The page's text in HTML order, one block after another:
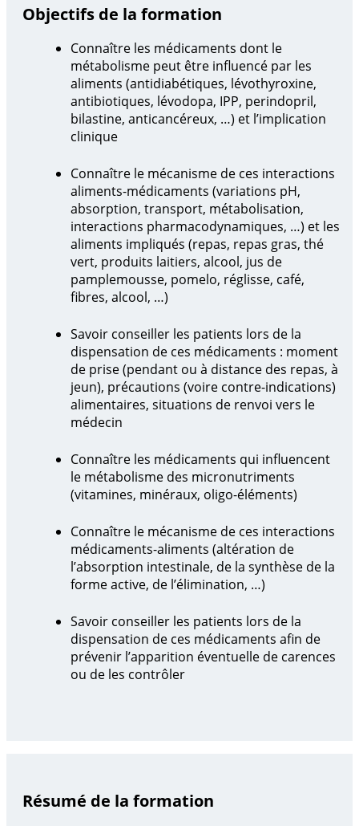
Objectifs de la formation
Connaître les médicaments dont le
métabolisme peut être influencé par les
aliments (antidiabétiques, lévothyroxine,
antibiotiques, lévodopa, IPP, perindopril,
bilastine, anticancéreux, …) et l’implication
clinique
Connaître le mécanisme de ces interactions
aliments-médicaments (variations pH,
absorption, transport, métabolisation,
interactions pharmacodynamiques, …) et les
aliments impliqués (repas, repas gras, thé
vert, produits laitiers, alcool, jus de
pamplemousse, pomelo, réglisse, café,
fibres, alcool, …)
Savoir conseiller les patients lors de la
dispensation de ces médicaments : moment
de prise (pendant ou à distance des repas, à
jeun), précautions (voire contre-indications)
alimentaires, situations de renvoi vers le
médecin
Connaître les médicaments qui influencent
le métabolisme des micronutriments
(vitamines, minéraux, oligo-éléments)
Connaître le mécanisme de ces interactions
médicaments-aliments (altération de
l’absorption intestinale, de la synthèse de la
forme active, de l’élimination, …)
Savoir conseiller les patients lors de la
dispensation de ces médicaments afin de
prévenir l’apparition éventuelle de carences
ou de les contrôler
Résumé de la formation